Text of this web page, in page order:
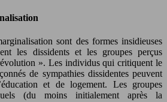
sont des formes insidieuses
les dissidents et les groupes perçus
». Les individus qui critiquent le
de sympathies dissidentes peuvent
et de logement. Les groupes
(du moins initialement après la